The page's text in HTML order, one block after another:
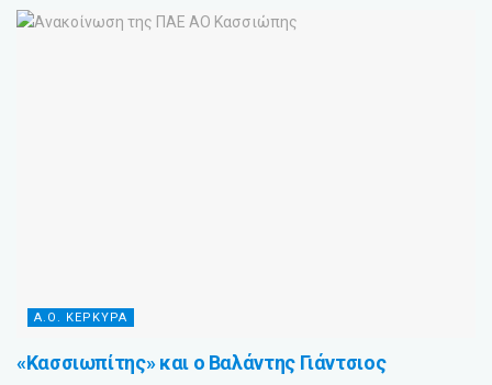
Α.Ο. ΚΕΡΚΥΡΑ
«Κασσιωπίτης» και ο Βαλάντης Γιάντσιος